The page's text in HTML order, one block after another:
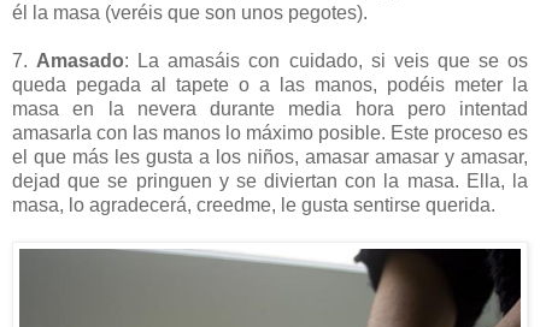
él la masa (veréis que son unos pegotes).
7. Amasado: La amasáis con cuidado, si veis que se os
queda pegada al tapete o a las manos, podéis meter la
masa en la nevera durante media hora pero intentad
amasarla con las manos lo máximo posible. Este proceso es
el que más les gusta a los niños, amasar amasar y amasar,
dejad que se pringuen y se diviertan con la masa. Ella, la
masa, lo agradecerá, creedme, le gusta sentirse querida.